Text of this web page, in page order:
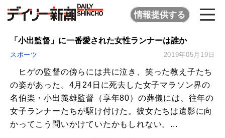
情報提供する
「小出監督」に一番愛された女性ランナーは誰か
スポーツ 2019年05月19日
ヒゲの監督の傍らには共に泣き、笑った教え子たち
の姿があった。4月24日に死去した女子マラソン界の
名伯楽・小出義雄監督（享年80）の葬儀には、往年の
女子ランナーたちが駆け付けた。彼女たちは遺影に向
かってこう問いかけていたかもしれない。...